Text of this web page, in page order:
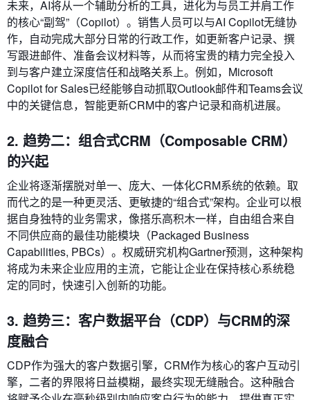
未来，AI将从一个辅助分析的工具，进化为与员工并肩工作
的核心“副驾”（Copilot）。销售人员可以与AI Copilot无缝协
作，自动完成大部分日常的行政工作，如更新客户记录、撰
写跟进邮件、准备会议材料等，从而将宝贵的精力完全投入
到与客户建立深度信任和战略关系上。例如，Microsoft
Copilot for Sales已经能够自动抓取Outlook邮件和Teams会议
中的关键信息，智能更新CRM中的客户记录和商机进展。
2. 趋势二：组合式CRM（Composable CRM）
的兴起
企业将逐渐摆脱对单一、庞大、一体化CRM系统的依赖。取
而代之的是一种更灵活、更敏捷的“组合式”架构。企业可以根
据自身独特的业务需求，像搭乐高积木一样，自由组合来自
不同供应商的最佳功能模块（Packaged Business
Capabilities, PBCs）。权威研究机构Gartner预测，这种架构
将成为未来企业应用的主流，它能让企业在保持核心系统稳
定的同时，快速引入创新的功能。
3. 趋势三：客户数据平台（CDP）与CRM的深
度融合
CDP作为强大的客户数据引擎，CRM作为核心的客户互动引
擎，二者的界限将日益模糊，最终实现无缝融合。这种融合